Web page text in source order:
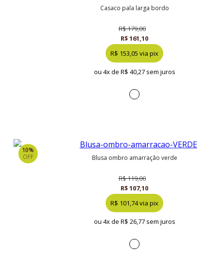
casaco pala larga bordo
R$ 179,00
R$ 161,10
R$ 153,05 via pix
ou 4x de R$ 40,27 sem juros
10%
OFF
blusa ombro amarração verde
R$ 119,00
R$ 107,10
R$ 101,74 via pix
ou 4x de R$ 26,77 sem juros